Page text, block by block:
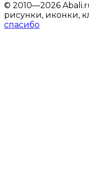
© 2010—2026
рисунки, иконки,
спасибо